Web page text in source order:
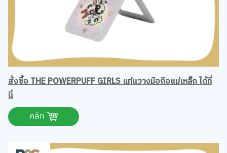
สั่งซื้อ THE POWERPUFF GIRLS แท่นวางมือถือแม่เหล็ก ได้ที่
นี่
คลิก